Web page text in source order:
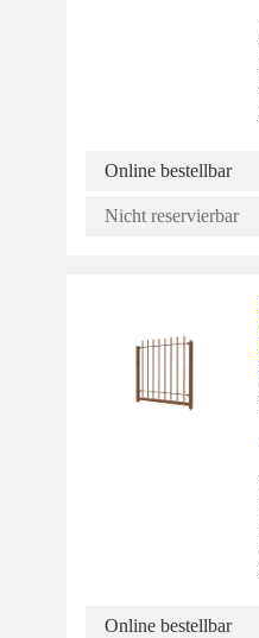
Online bestellbar
Nicht reservierbar
Online bestellbar